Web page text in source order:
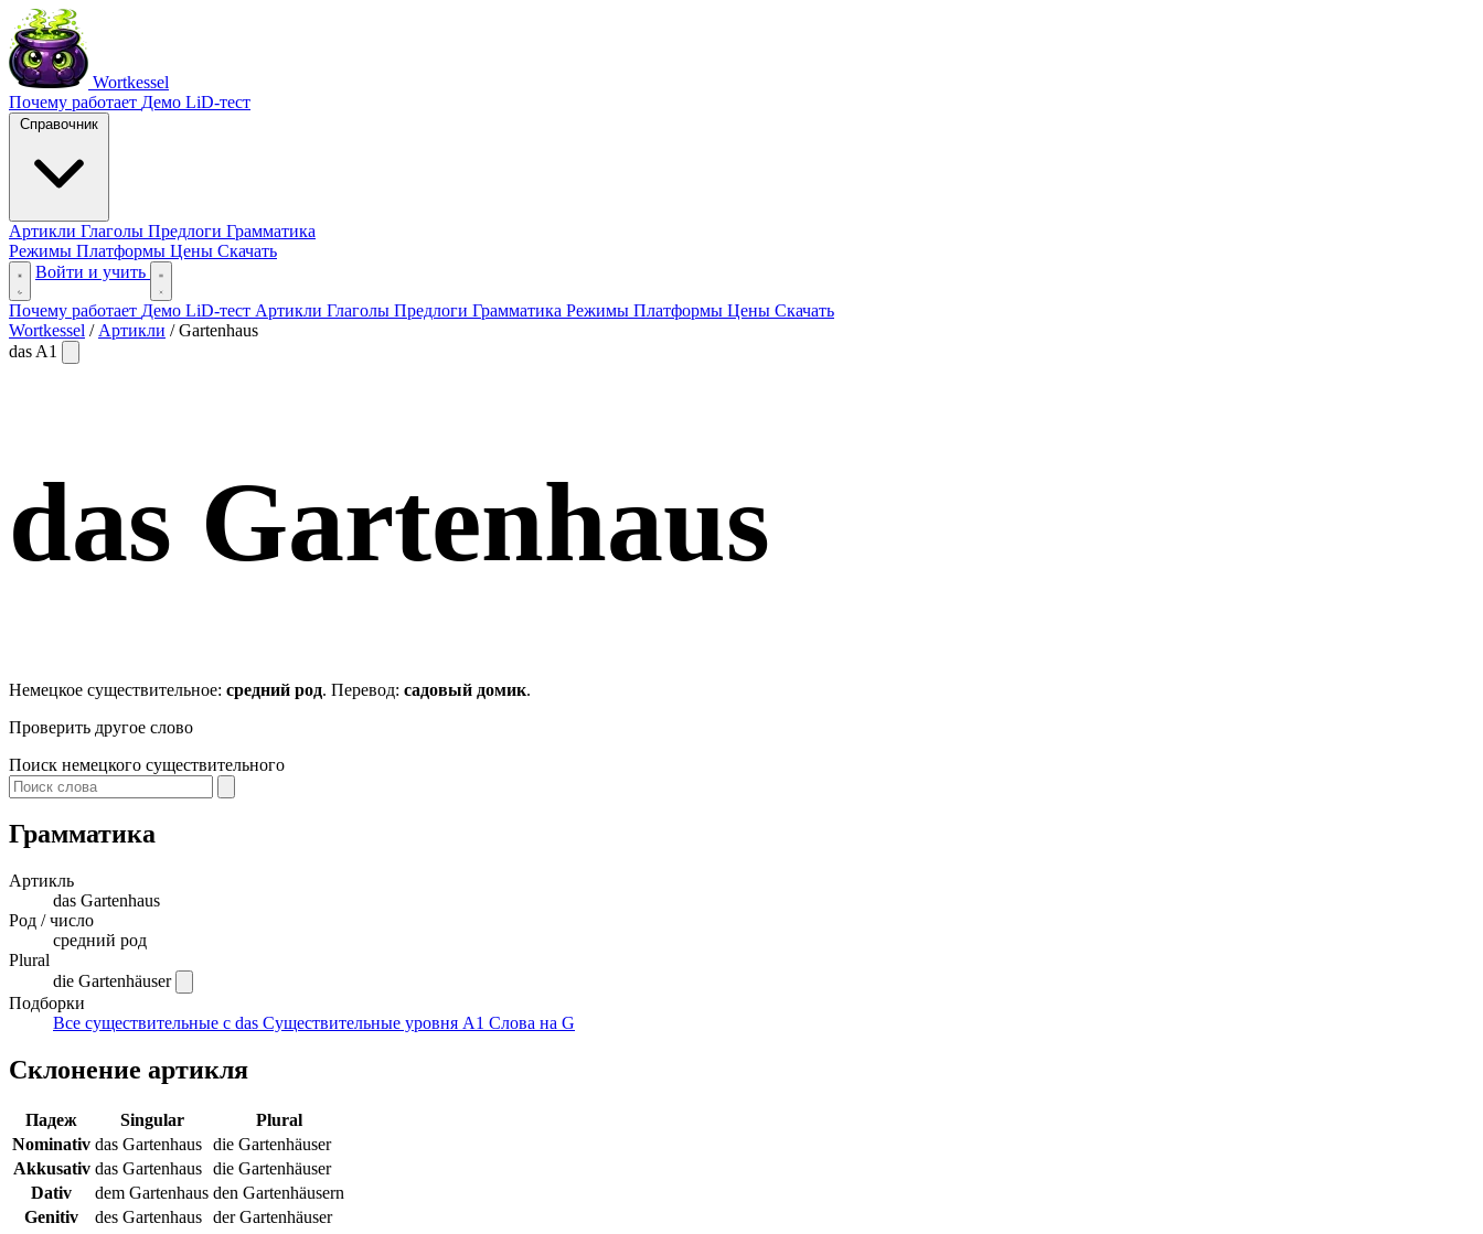
Wortkessel
Почему работает Демо LiD-тест
Справочник
Артикли Глаголы Предлоги Грамматика
Режимы Платформы Цены Скачать
Войти и учить
Почему работает Демо LiD-тест Артикли Глаголы Предлоги Грамматика Режимы Платформы Цены Скачать
Wortkessel / Артикли / Gartenhaus
das A1
das Gartenhaus
Немецкое существительное: средний род. Перевод: садовый домик.
Проверить другое слово
Поиск немецкого существительного
Грамматика
Артикль
das Gartenhaus
Род / число
средний род
Plural
die Gartenhäuser
Подборки
Все существительные с das Существительные уровня A1 Слова на G
Склонение артикля
Падеж Singular
Plural
Nominativ das Gartenhaus die Gartenhäuser
Akkusativ das Gartenhaus die Gartenhäuser
Dativ
dem Gartenhaus den Gartenhäusern
Genitiv
des Gartenhaus der Gartenhäuser